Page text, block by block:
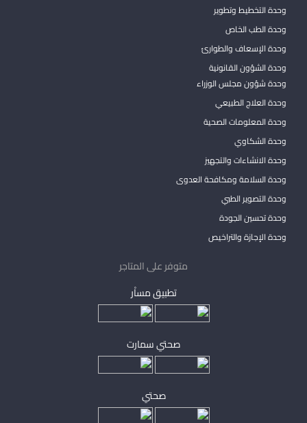
وحدة التخطيط وتطوير
وحدة الطب الخاص
وحدة الإسعاف والطوارئ
وحدة الشؤون القانونية
وحدة شؤون مجلس الوزراء
وحدة العلاج الطبيعي
وحدة المعلومات الصحية
وحدة الشكاوي
وحدة الانشاءات والتجهيز
وحدة السلامة ومكافحة العدوى
وحدة التصوير الطبي
وحدة تحسين الجودة
وحدة الإجازة والتراخيص
متوفر على المتاجر
تطبيق مساْر
صحتي سمارت
صحتي